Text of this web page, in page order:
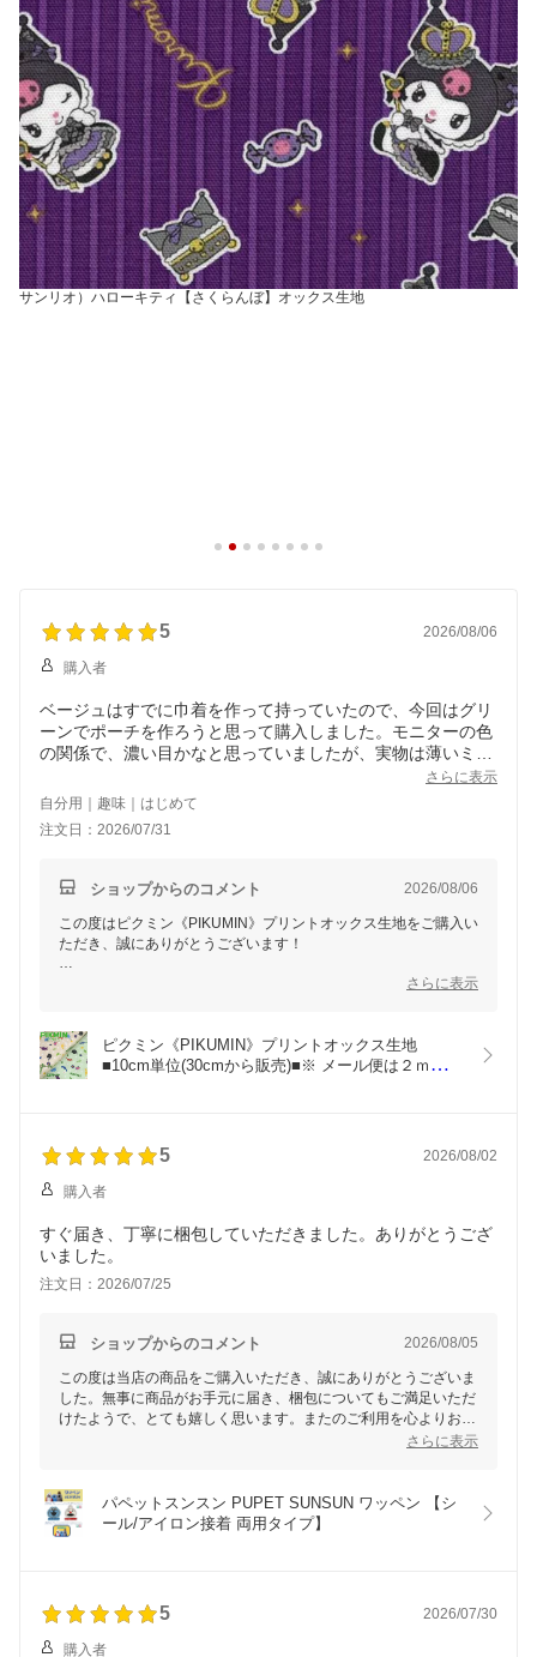
サンリオ）ハローキティ【さくらんぼ】オックス生地
5 2026/08/06
購入者
ベージュはすでに巾着を作って持っていたので、今回はグリ
ーンでポーチを作ろうと思って購入しました。モニターの色
の関係で、濃い目かなと思っていましたが、実物は薄いミン
さらに表示
自分用｜趣味｜はじめて
注文日：2026/07/31
ショップからのコメント 2026/08/06
この度はピクミン《PIKUMIN》プリントオックス生地をご購入い
ただき、誠にありがとうございます！
今回は薄グリーンをポーチ作りにお選びいただけたとのことで、
ト色な感じで可愛い」と感じていただけたようで、安心いたしま
した
可愛いお色とのご感想をいただき、とても嬉しいです！素敵なポ
さらに表示
ピクミン《PIKUMIN》プリントオックス生地
■10cm単位(30cmから販売)■※ メール便は２ｍ（追
5 2026/08/02
購入者
すぐ届き、丁寧に梱包していただきました。ありがとうござ
いました。
注文日：2026/07/25
ショップからのコメント 2026/08/05
この度は当店の商品をご購入いただき、誠にありがとうございま
した。無事に商品がお手元に届き、梱包についてもご満足いただ
けたようで、とても嬉しく思います。またのご利用を心よりお待
さらに表示
パペットスンスン PUPET SUNSUN ワッペン 【シ
ール/アイロン接着 両用タイプ】
5 2026/07/30
購入者